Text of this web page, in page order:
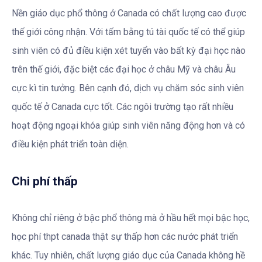
Nền giáo dục phổ thông ở Canada có chất lượng cao được
thế giới công nhận. Với tấm bằng tú tài quốc tế có thể giúp
sinh viên có đủ điều kiện xét tuyển vào bất kỳ đại học nào
trên thế giới, đặc biệt các đại học ở châu Mỹ và châu Âu
cực kì tin tưởng. Bên cạnh đó, dịch vụ chăm sóc sinh viên
quốc tế ở Canada cực tốt. Các ngôi trường tạo rất nhiều
hoạt động ngoại khóa giúp sinh viên năng động hơn và có
điều kiện phát triển toàn diện.
Chi phí thấp
Không chỉ riêng ở bậc phổ thông mà ở hầu hết mọi bậc học,
học phí thpt canada thật sự thấp hơn các nước phát triển
khác. Tuy nhiên, chất lượng giáo dục của Canada không hề